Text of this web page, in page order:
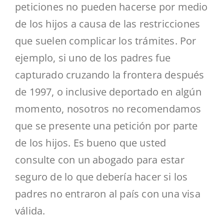
peticiones no pueden hacerse por medio
de los hijos a causa de las restricciones
que suelen complicar los trámites. Por
ejemplo, si uno de los padres fue
capturado cruzando la frontera después
de 1997, o inclusive deportado en algún
momento, nosotros no recomendamos
que se presente una petición por parte
de los hijos. Es bueno que usted
consulte con un abogado para estar
seguro de lo que debería hacer si los
padres no entraron al país con una visa
válida.